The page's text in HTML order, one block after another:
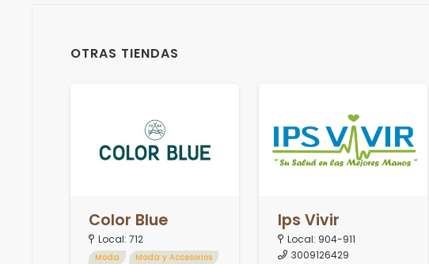
OTRAS TIENDAS
Color Blue
Local:712
Moda Moda y Accesorios
Ips Vivir
Local: 904-911
3009126429